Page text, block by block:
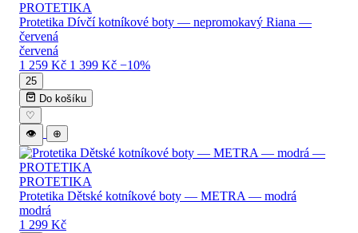
PROTETIKA
Protetika Dívčí kotníkové boty — nepromokavý Riana —
červená
červená
1 259 Kč 1 399 Kč −10%
25
Do košíku
♡
👁
⊕
PROTETIKA
Protetika Dětské kotníkové boty — METRA — modrá
modrá
1 299 Kč